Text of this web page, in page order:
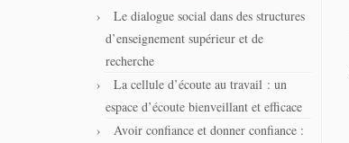
Le dialogue social dans des structures
d’enseignement supérieur et de
recherche
La cellule d’écoute au travail : un
espace d’écoute bienveillant et efficace
Avoir confiance et donner confiance :